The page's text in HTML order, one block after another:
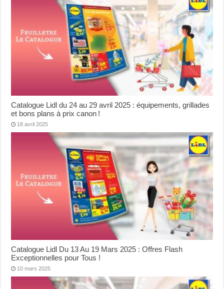
Catalogue Lidl du 24 au 29 avril 2025 : équipements, grillades
et bons plans à prix canon !
18 avril 2025
Catalogue Lidl Du 13 Au 19 Mars 2025 : Offres Flash
Exceptionnelles pour Tous !
10 mars 2025